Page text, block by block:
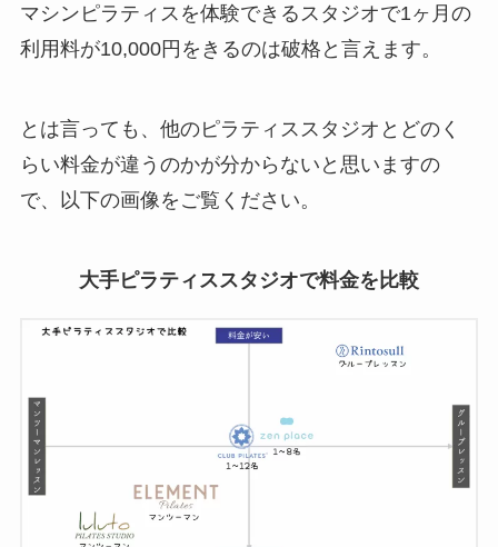
マシンピラティスを体験できるスタジオで1ヶ月の
利用料が10,000円をきるのは破格と言えます。
とは言っても、他のピラティススタジオとどのく
らい料金が違うのかが分からないと思いますの
で、以下の画像をご覧ください。
大手ピラティススタジオで料金を比較